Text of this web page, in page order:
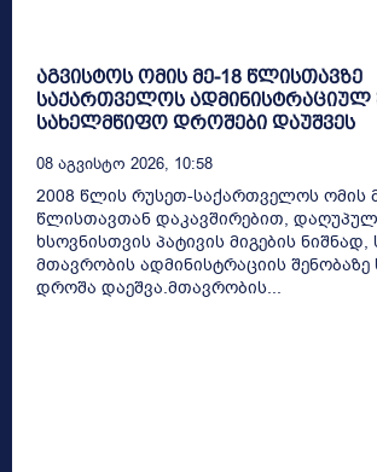
აგვისტოს ომის მე-18 წლისთავზე
საქართველოს ადმინისტრაციულ
სახელმწიფო დროშები დაუშვეს
08 Აგვისტო 2026, 10:58
2008 წლის რუსეთ-საქართველოს ომის
წლისთავთან დაკავშირებით,
ხსოვნისთვის პატივის მიგების
მთავრობის ადმინისტრაციის
დროშა დაეშვა.მთავრობის...